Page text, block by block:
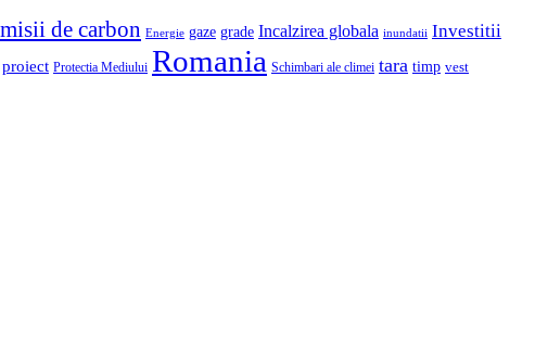
de carbon Energie gaze grade Incalzirea globala inundatii Investitii
proiect Protectia Mediului Romania Schimbari ale climei tara timp vest